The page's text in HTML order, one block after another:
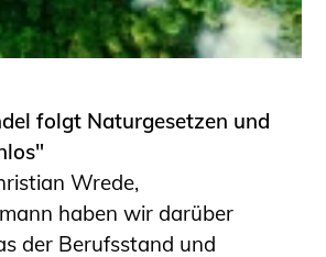
folgt Natur­gesetzen und
Wrede,
haben wir darüber
der Berufsstand und